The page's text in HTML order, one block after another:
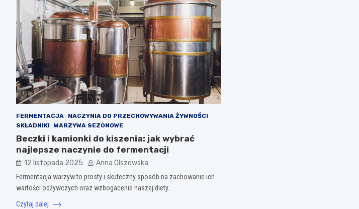
FERMENTACJA
NACZYNIA DO PRZECHOWYWANIA ŻYWNOŚCI
SKŁADNIKI
WARZYWA SEZONOWE
Beczki i kamionki do kiszenia: jak wybrać
najlepsze naczynie do fermentacji
12 listopada 2025 Anna Olszewska
Fermentacja warzyw to prosty i skuteczny sposób na zachowanie ich
wartości odżywczych oraz wzbogacenie naszej diety…
Czytaj dalej